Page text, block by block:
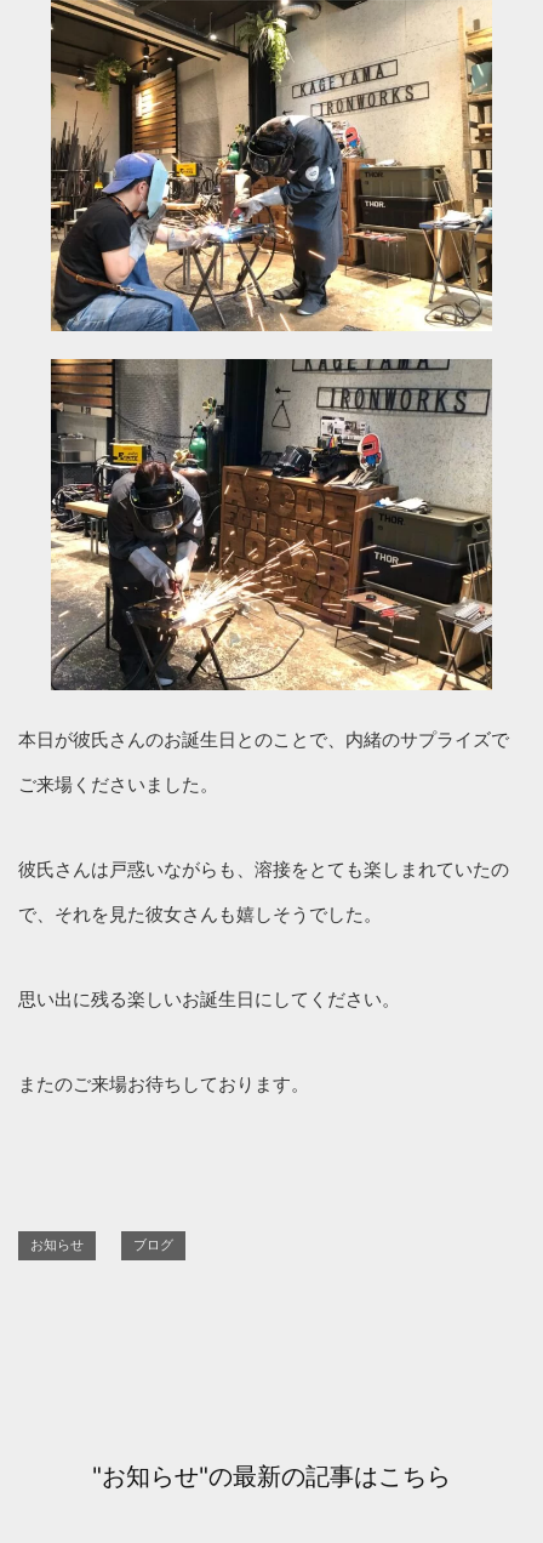
本日が彼氏さんのお誕生日とのことで、内緒のサプライズで
ご来場くださいました。
彼氏さんは戸惑いながらも、溶接をとても楽しまれていたの
で、それを見た彼女さんも嬉しそうでした。
思い出に残る楽しいお誕生日にしてください。
またのご来場お待ちしております。
お知らせ ブログ
"お知らせ"の最新の記事はこちら